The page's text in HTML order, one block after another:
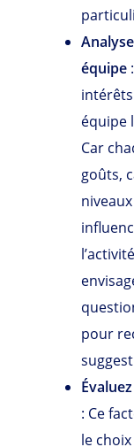
équipe:
équipe
Car
goûts,
pour
: Ce
le